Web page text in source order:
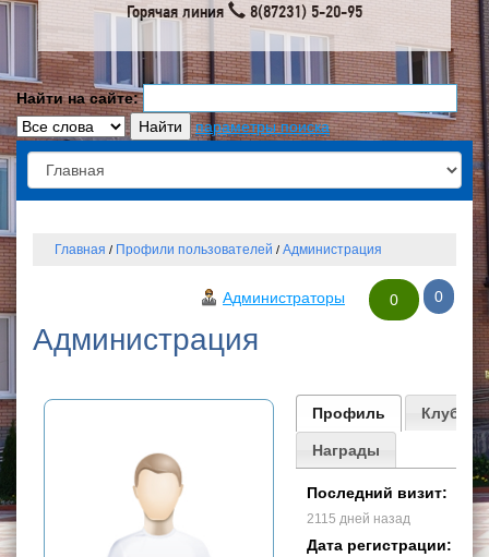
Горячая линия
8(87231) 5-20-95
Найти на сайте:
параметры поиска
Главная / Профили пользователей / Администрация
0 0
Администраторы
Администрация
Профиль Клубы
Награды
Последний визит:
2115 дней назад
Дата регистрации: